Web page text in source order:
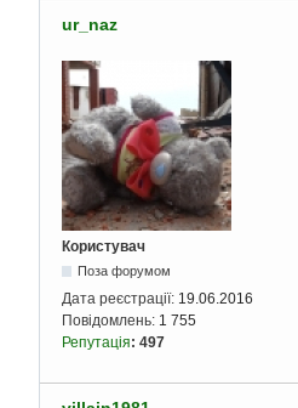
ur_naz
Користувач
Поза форумом
Дата реєстрації: 19.06.2016
Повідомлень: 1 755
Репутація: 497